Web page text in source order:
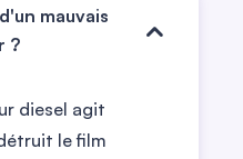
mauvais
?
diesel agit
le film